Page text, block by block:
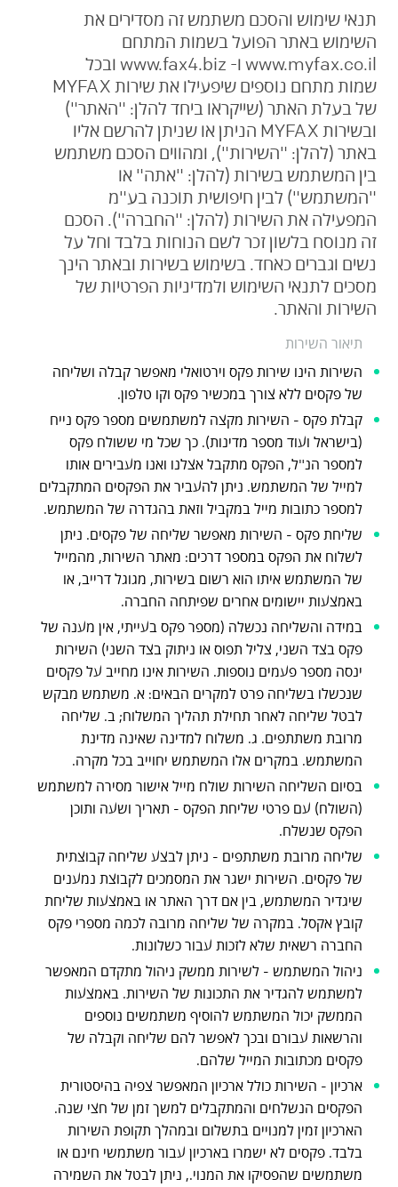
תנאי שימוש והסכם משתמש זה מסדירים את
השימוש באתר הפועל בשמות המתחם
www.myfax.co.il ו- www.fax4.biz ובכל
שמות מתחם נוספים שיפעילו את שירות MYFAX
של בעלת האתר (שייקראו ביחד להלן: "האתר")
ובשירות MYFAX הניתן או שניתן להרשם אליו
באתר (להלן: "השירות"), ומהווים הסכם משתמש
בין המשתמש בשירות (להלן: "אתה" או
"המשתמש") לבין חיפושית תוכנה בע"מ
המפעילה את השירות (להלן: "החברה"). הסכם
זה מנוסח בלשון זכר לשם הנוחות בלבד וחל על
נשים וגברים כאחד. בשימוש בשירות ובאתר הינך
מסכים לתנאי השימוש ולמדיניות הפרטיות של
השירות והאתר.
תיאור השירות
השירות הינו שירות פקס וירטואלי מאפשר קבלה ושליחה
של פקסים ללא צורך במכשיר פקס וקו טלפון.
קבלת פקס - השירות מקצה למשתמשים מספר פקס נייח
(בישראל ועוד מספר מדינות). כך שכל מי ששולח פקס
למספר הנ"ל, הפקס מתקבל אצלנו ואנו מעבירים אותו
למייל של המשתמש. ניתן להעביר את הפקסים המתקבלים
למספר כתובות מייל במקביל וזאת בהגדרה של המשתמש.
שליחת פקס - השירות מאפשר שליחה של פקסים. ניתן
לשלוח את הפקס במספר דרכים: מאתר השירות, מהמייל
של המשתמש איתו הוא רשום בשירות, מגוגל דרייב, או
באמצעות יישומים אחרים שפיתחה החברה.
במידה והשליחה נכשלה (מספר פקס בעייתי, אין מענה של
פקס בצד השני, צליל תפוס או ניתוק בצד השני) השירות
ינסה מספר פעמים נוספות. השירות אינו מחייב על פקסים
שנכשלו בשליחה פרט למקרים הבאים: א. משתמש מבקש
לבטל שליחה לאחר תחילת תהליך המשלוח; ב. שליחה
מרובת משתתפים. ג. משלוח למדינה שאינה מדינת
המשתמש. במקרים אלו המשתמש יחוייב בכל מקרה.
בסיום השליחה השירות שולח מייל אישור מסירה למשתמש
(השולח) עם פרטי שליחת הפקס - תאריך ושעה ותוכן
הפקס שנשלח.
שליחה מרובת משתתפים - ניתן לבצע שליחה קבוצתית
של פקסים. השירות ישגר את המסמכים לקבוצת נמענים
שיגדיר המשתמש, בין אם דרך האתר או באמצעות שליחת
קובץ אקסל. במקרה של שליחה מרובה לכמה מספרי פקס
החברה רשאית שלא לזכות עבור כשלונות.
ניהול המשתמש - לשירות ממשק ניהול מתקדם המאפשר
למשתמש להגדיר את התכונות של השירות. באמצעות
הממשק יכול המשתמש להוסיף משתמשים נוספים
והרשאות עבורם ובכך לאפשר להם שליחה וקבלה של
פקסים מכתובות המייל שלהם.
ארכיון - השירות כולל ארכיון המאפשר צפיה בהיסטורית
הפקסים הנשלחים והמתקבלים למשך זמן של חצי שנה.
הארכיון זמין למנויים בתשלום ובמהלך תקופת השירות
בלבד. פקסים לא ישמרו בארכיון עבור משתמשי חינם או
משתמשים שהפסיקו את המנוי., ניתן לבטל את השמירה